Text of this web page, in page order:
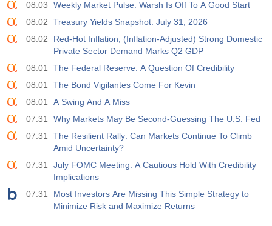
08.03
Weekly Market Pulse: Warsh Is Off To A Good Start
08.02
Treasury Yields Snapshot: July 31, 2026
08.02
Red-Hot Inflation, (Inflation-Adjusted) Strong Domestic
Private Sector Demand Marks Q2 GDP
08.01
The Federal Reserve: A Question Of Credibility
08.01
The Bond Vigilantes Come For Kevin
08.01
A Swing And A Miss
07.31
Why Markets May Be Second-Guessing The U.S. Fed
07.31
The Resilient Rally: Can Markets Continue To Climb
Amid Uncertainty?
07.31
July FOMC Meeting: A Cautious Hold With Credibility
Implications
07.31
Most Investors Are Missing This Simple Strategy to
Minimize Risk and Maximize Returns